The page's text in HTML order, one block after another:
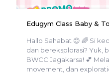
Edugym Class Baby &
Hallo Sahabat 😊 🌈 Si
dan bereksplorasi? Yuk,
BWCC Jagakarsa! 💕
movement, dan